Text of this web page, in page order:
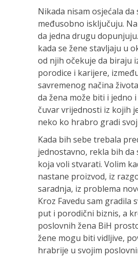
Nikada nisam osjećala da
međusobno isključuju.
da jedna drugu
kada se žene stavljaju u
od njih očekuje da biraju
porodice i karijere,
savremenog načina
da žena može biti i jedno
čuvar vrijednosti iz kojih
neko ko hrabro gradi
Kada bih sebe trebala
jednostavno, rekla bih da
koja voli stvarati. Volim
nastane proizvod, iz
saradnja, iz problema
Kroz Favedu sam gradila
put i porodični biznis, a
poslovnih žena BiH
žene mogu biti vidljive,
hrabrije u svojim